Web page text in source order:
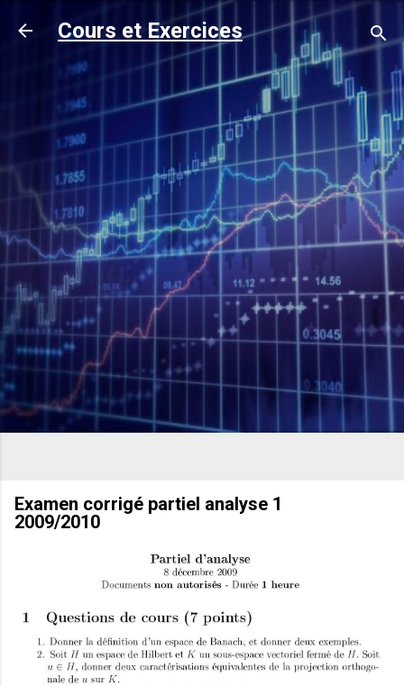
Accéder au contenu principal
Cours et Exercices
Examen corrigé partiel analyse 1
2009/2010